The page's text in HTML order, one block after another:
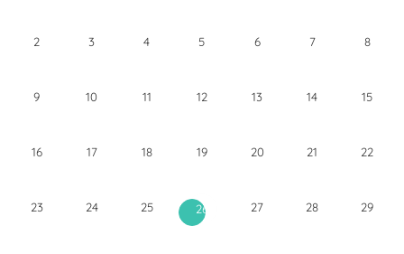
2 3 4 5 6 7 8
9 10 11 12 13 14 15
16 17 18 19 20 21 22
23 24 25 26 27 28 29